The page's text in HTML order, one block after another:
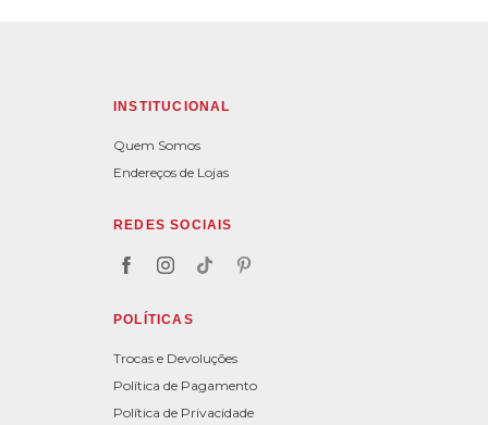
INSTITUCIONAL
Quem Somos
Endereços de Lojas
REDES SOCIAIS
POLÍTICAS
Trocas e Devoluções
Política de Pagamento
Política de Privacidade